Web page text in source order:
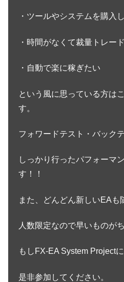
・ツールやシステムを購入
・時間がなくて裁量トレー
・自動で楽に稼ぎたい
という風に思っている方は
す。
フォワードテスト・バック
しっかり行ったパフォーマ
す！！
また、どんどん新しいEAも
人数限定なので早いものが
もしFX-EA System Project
是非参加してください。